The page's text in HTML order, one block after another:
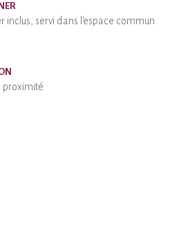
inclus, servi dans l'espace commun
proximité